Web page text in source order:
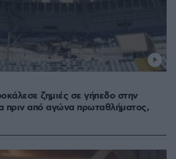
ζημιές σε γήπεδο στην
πριν από αγώνα πρωταθλήματος,